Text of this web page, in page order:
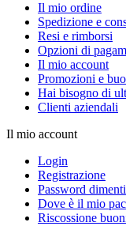
Il mio ordine
Spedizione e
Resi e rimborsi
Opzioni di
Il mio account
Promozioni e
Hai bisogno di
Clienti aziendali
Il mio account
Login
Registrazione
Password
Dove è il mio
Riscossione